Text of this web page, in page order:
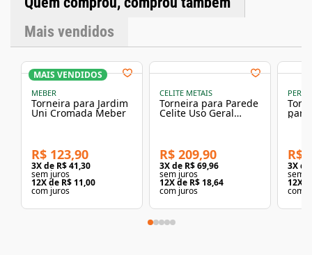
máxima de água: 70°CPressão de Funcionamento:
Funcionamento perfeito em baixa e alta pressão de 0,2 a 4
kgf/cm² ou 2 a 40m.c.aComposição do Material: Ligas de
cobre, plásticos de engenharia e elastômeroConteúdo da
Embalagem: 1 Torneira para Tanque/Máquina Única
PerflexGarantia: 12 anos
Mais vendidos
MEBER
Torneira para Jardim
Uni Cromada Meber
R$ 123,90
3X de R$ 41,30
sem juros
12X de R$ 11,00
com juros
MAIS VENDIDOS
CELITE METAIS
Torneira para Parede
Celite Uso Geral
R$ 209,90
3X de R$ 69,96
sem juros
12X de R$ 18,64
com juros
R$
3X de
sem
12X
com